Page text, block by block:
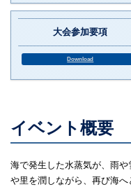
大会参加要項
Download
イベント概要
海で発生した水蒸気が、雨
や里を潤しながら、再び海